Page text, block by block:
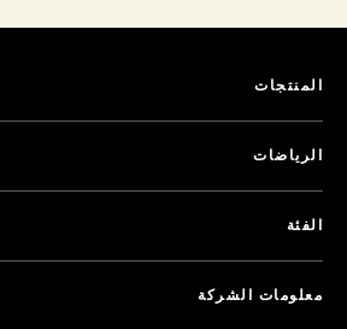
المنتجات
الرياضات
الفئة
معلومات الشركة